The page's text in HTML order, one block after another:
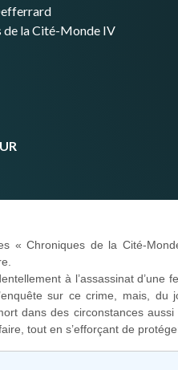
de la Cité-Monde IV
« Chroniques de la Cité-
à l’assassinat
sur ce crime, mais,
dans des circonstances
tout en s’efforçant de